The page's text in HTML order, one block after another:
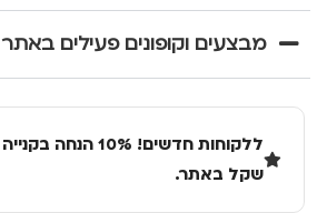
מבצעים וקופונים פעילים באתר
שקל באתר.